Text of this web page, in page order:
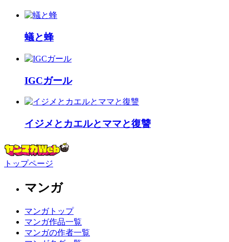
蟻と蜂
IGCガール
イジメとカエルとママと復讐
トップページ
マンガ
マンガトップ
マンガ作品一覧
マンガの作者一覧